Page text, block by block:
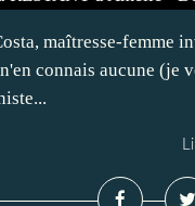
maîtresse-femme
connais aucune